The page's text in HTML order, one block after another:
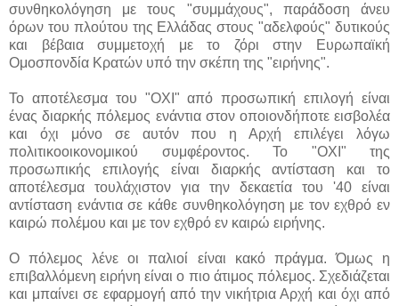
συνθηκολόγηση με τους "συμμάχους", παράδοση άνευ
όρων του πλούτου της Ελλάδας στους "αδελφούς" δυτικούς
και βέβαια συμμετοχή με το ζόρι στην Ευρωπαϊκή
Ομοσπονδία Κρατών υπό την σκέπη της "ειρήνης".
Το αποτέλεσμα του "ΟΧΙ" από προσωπική επιλογή είναι
ένας διαρκής πόλεμος ενάντια στον οποιονδήποτε εισβολέα
και όχι μόνο σε αυτόν που η Αρχή επιλέγει λόγω
πολιτικοοικονομικού συμφέροντος. Το "ΟΧΙ" της
προσωπικής επιλογής είναι διαρκής αντίσταση και το
αποτέλεσμα τουλάχιστον για την δεκαετία του '40 είναι
αντίσταση ενάντια σε κάθε συνθηκολόγηση με τον εχθρό εν
καιρώ πολέμου και με τον εχθρό εν καιρώ ειρήνης.
Ο πόλεμος λένε οι παλιοί είναι κακό πράγμα. Όμως η
επιβαλλόμενη ειρήνη είναι ο πιο άτιμος πόλεμος. Σχεδιάζεται
και μπαίνει σε εφαρμογή από την νικήτρια Αρχή και όχι από